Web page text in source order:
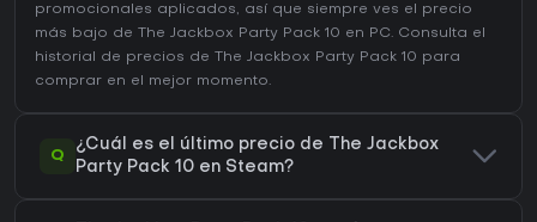
promocionales aplicados, así que siempre ves el precio
más bajo de The Jackbox Party Pack 10 en PC. Consulta el
historial de precios de The Jackbox Party Pack 10 para
comprar en el mejor momento.
Q
¿Cuál es el último precio de The Jackbox
Party Pack 10 en Steam?